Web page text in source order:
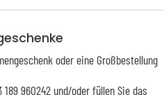
oder eine Großbestellung
960242 und/oder füllen Sie das